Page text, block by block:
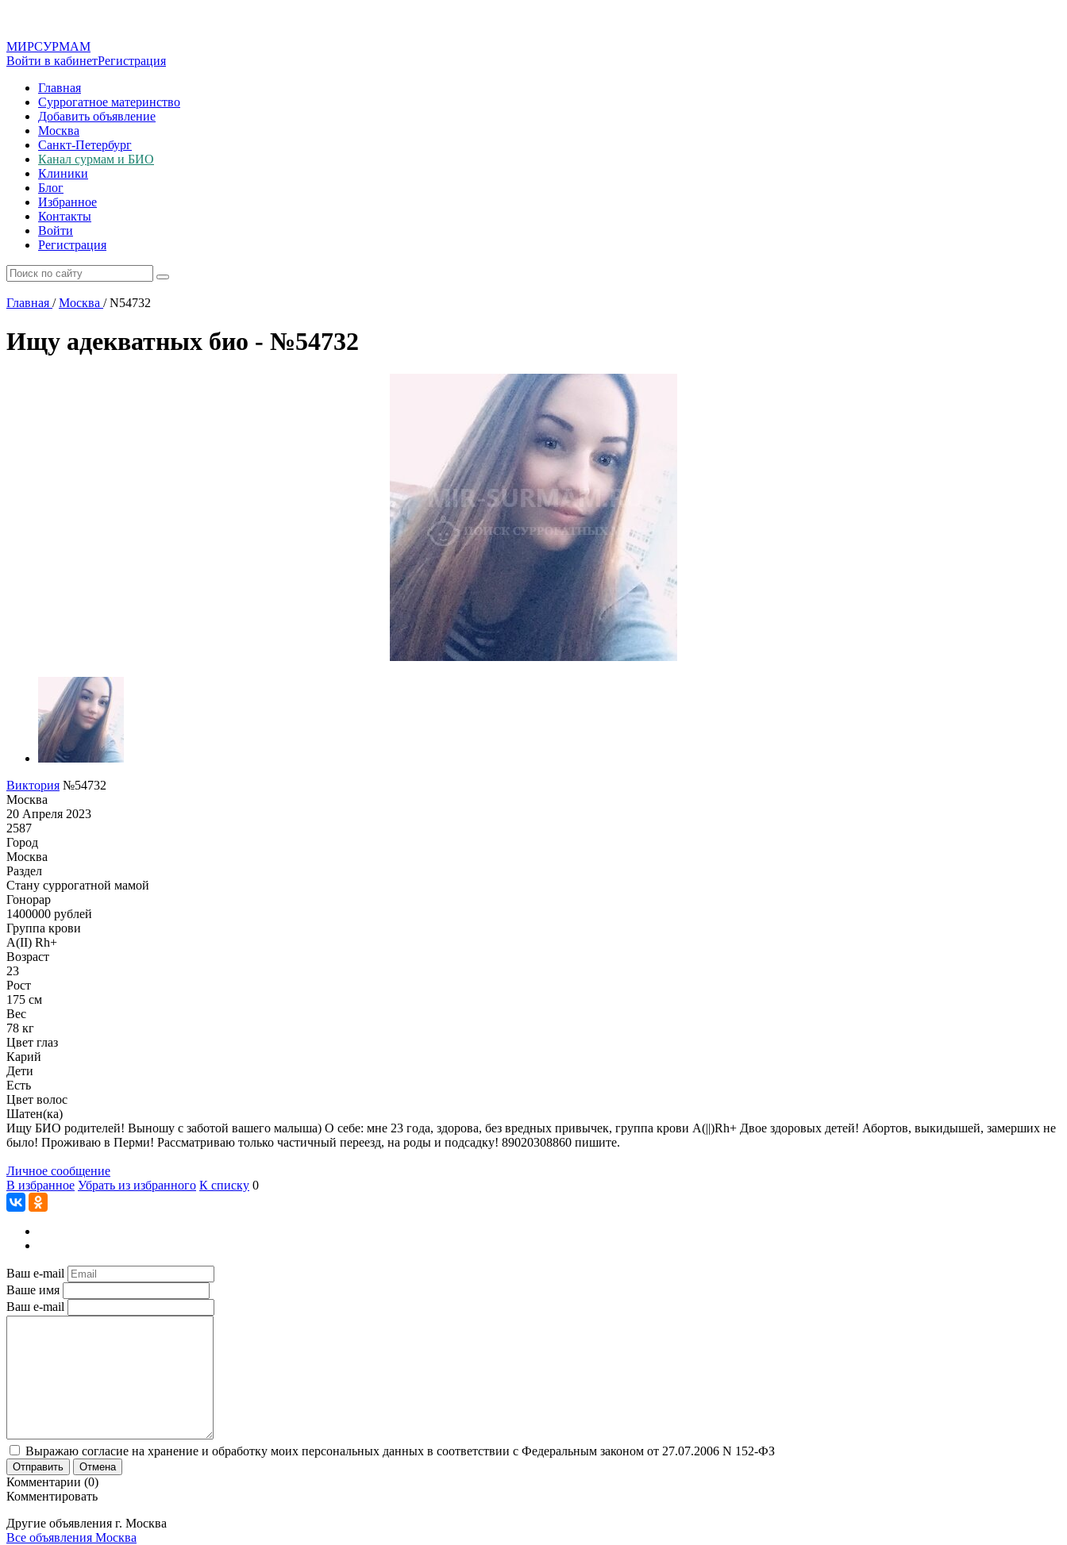
МИРСУРМАМ
Войти в кабинетРегистрация
Главная
Суррогатное материнство
Добавить объявление
Москва
Санкт-Петербург
Канал сурмам и БИО
Клиники
Блог
Избранное
Контакты
Войти
Регистрация
Главная / Москва /N54732
Ищу адекватных био - №54732
Виктория №54732
Москва
20 Апреля 2023
2587
Город
Москва
Раздел
Cтану суррогатной мамой
Гонoрар
1400000 рублей
Группа крови
A(II) Rh+
Возраст
23
Рост
175 см
Вес
78 кг
Цвет глаз
Карий
Дети
Есть
Цвет волос
Шатен(ка)
Ищу БИО родителей! Выношу с заботой вашего малыша) О себе: мне 23 года, здорова, без вредных привычек, группа крови A(||)Rh+ Двое здоровых детей! Абортов, выкидышей, замерших не
было! Проживаю в Перми! Рассматриваю только частичный переезд, на роды и подсадку! 89020308860 пишите.
Личное сообщение
В избранное Убрать из избранного К списку 0
Ваш e-mail
Ваше имя
Ваш e-mail
Выражаю согласие на хранение и обработку моих персональных данных в соответствии с Федеральным законом от 27.07.2006 N 152-ФЗ
Отправить Отмена
Комментарии (0)
Комментировать
Другие объявления г. Москва
Все объявления Москва